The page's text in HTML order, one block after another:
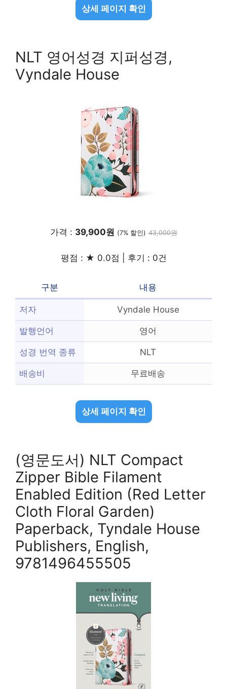
상세 페이지 확인
NLT 영어성경 지퍼성경,
Vyndale House
가격 : 39,900원 (7% 할인) 43,000원
평점 : ★ 0.0점 | 후기 : 0건
구분 내용
저자 Vyndale House
발행언어 영어
성경 번역 종류 NLT
배송비 무료배송
상세 페이지 확인
(영문도서) NLT Compact
Zipper Bible Filament
Enabled Edition (Red Letter
Cloth Floral Garden)
Paperback, Tyndale House
Publishers, English,
9781496455505